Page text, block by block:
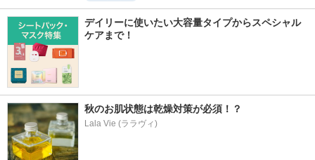
デイリーに使いたい大容量タイプからスペシャル
ケアまで！
秋のお肌状態は乾燥対策が必須！？
Lala Vie (ララヴィ)